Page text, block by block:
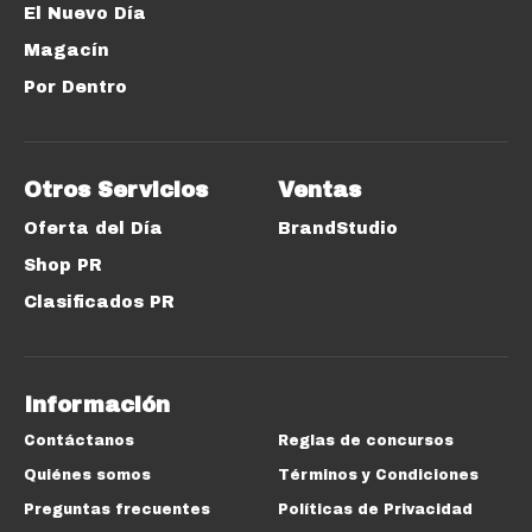
El Nuevo Día
Magacín
Por Dentro
Otros Servicios
Oferta del Día
Shop PR
Clasificados PR
Ventas
BrandStudio
Información
Contáctanos
Quiénes somos
Preguntas frecuentes
Reglas de concursos
Términos y Condiciones
Políticas de Privacidad